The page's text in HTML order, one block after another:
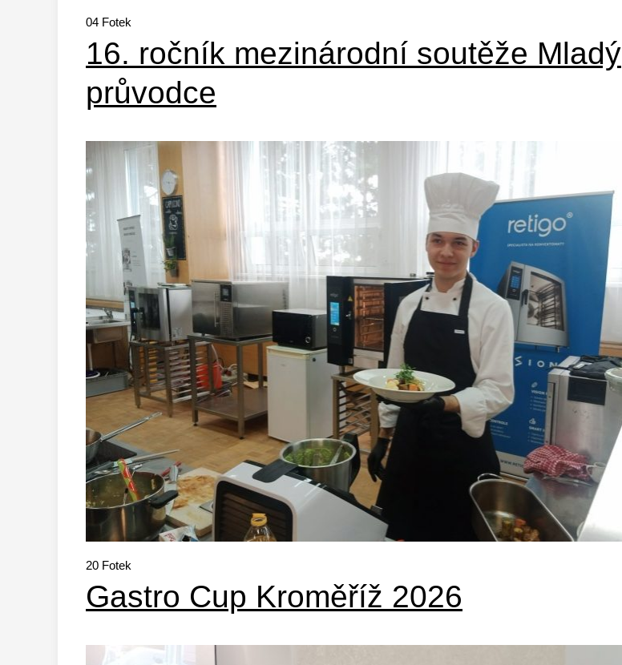
04 Fotek
16. ročník mezinárodní soutěže Mladý
průvodce
20 Fotek
Gastro Cup Kroměříž 2026